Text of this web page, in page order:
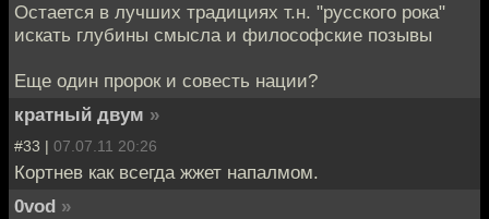
Остается в лучших традициях т.н. "русского рока"
искать глубины смысла и философские позывы
Еще один пророк и совесть нации?
кратный двум »
#33 | 07.07.11 20:26
Кортнев как всегда жжет напалмом.
0vod »